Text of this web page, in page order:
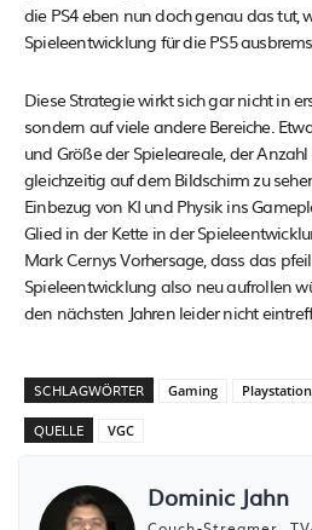
die PS4 eben nun doch genau das tut,
Spieleentwicklung für die PS5
Diese Strategie wirkt sich gar nicht in
sondern auf viele andere Bereiche.
und Größe der Spieleareale, der
gleichzeitig auf dem Bildschirm zu
Einbezug von KI und Physik ins
Glied in der Kette in der
Mark Cernys Vorhersage, dass das
Spieleentwicklung also neu aufrollen
den nächsten Jahren leider nicht
SCHLAGWÖRTER Gaming
QUELLE VGC
Dominic Jahn